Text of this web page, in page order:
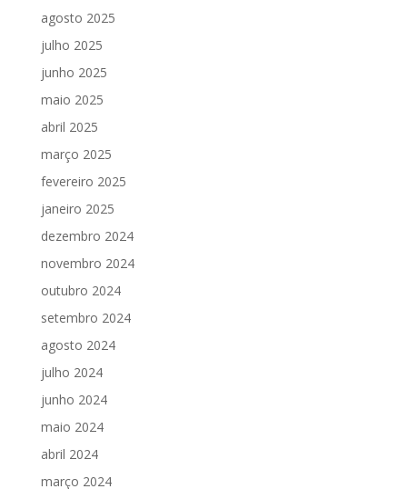
agosto 2025
julho 2025
junho 2025
maio 2025
abril 2025
março 2025
fevereiro 2025
janeiro 2025
dezembro 2024
novembro 2024
outubro 2024
setembro 2024
agosto 2024
julho 2024
junho 2024
maio 2024
abril 2024
março 2024